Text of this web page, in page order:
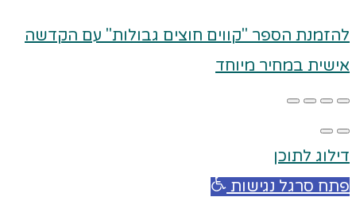
להזמנת הספר "קווים חוצים גבולות" עם הקדשה
אישית במחיר מיוחד
דילוג לתוכן
פתח סרגל נגישות